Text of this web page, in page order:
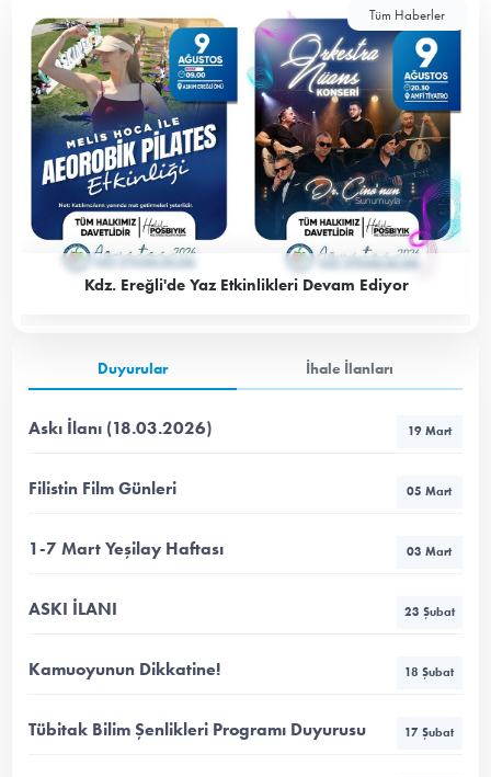
Tüm Haberler
Kdz. Ereğli'de Yaz Etkinlikleri Devam Ediyor
Duyurular İhale İlanları
Askı İlanı (18.03.2026) 19 Mart
Filistin Film Günleri 05 Mart
1-7 Mart Yeşilay Haftası 03 Mart
ASKI İLANI 23 Şubat
Kamuoyunun Dikkatine! 18 Şubat
Tübitak Bilim Şenlikleri Programı Duyurusu 17 Şubat